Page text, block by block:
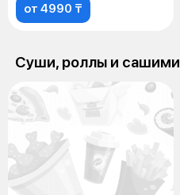
от 4990 ₸
Суши, роллы и сашими